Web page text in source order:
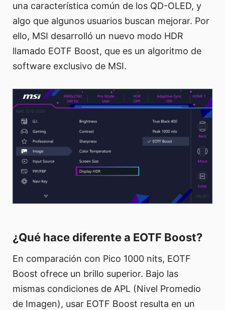
una característica común de los QD-OLED, y
algo que algunos usuarios buscan mejorar. Por
ello, MSI desarrolló un nuevo modo HDR
llamado EOTF Boost, que es un algoritmo de
software exclusivo de MSI.
¿Qué hace diferente a EOTF Boost?
En comparación con Pico 1000 nits, EOTF
Boost ofrece un brillo superior. Bajo las
mismas condiciones de APL (Nivel Promedio
de Imagen), usar EOTF Boost resulta en un